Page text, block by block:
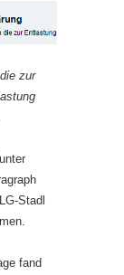
zur
Stadl
fand